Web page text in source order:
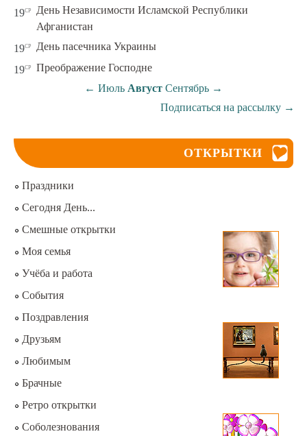
19ср
День Независимости Исламской Республики
Афганистан
19ср День пасечника Украины
19ср Преображение Господне
← Июль Август Сентябрь →
Подписаться на рассылку →
ОТКРЫТКИ
Праздники
Сегодня День...
Смешные открытки
Моя семья
Учёба и работа
События
Поздравления
Друзьям
Любимым
Брачные
Ретро открытки
Соболезнования